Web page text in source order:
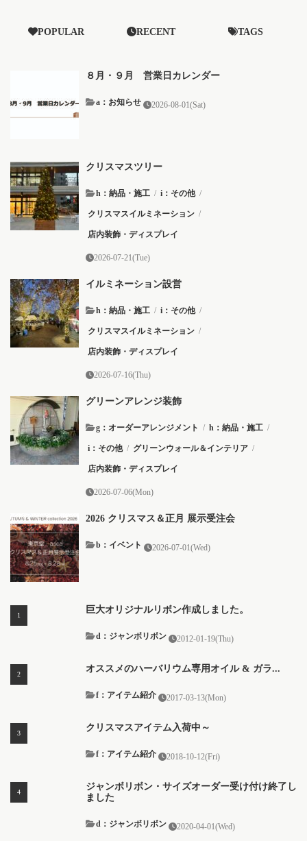
POPULAR RECENT TAGS
８月・９月 営業日カレンダー
a：お知らせ 2026-08-01(Sat)
クリスマスツリー
h：納品・施工 / i：その他 /
クリスマスイルミネーション /
店内装飾・ディスプレイ
2026-07-21(Tue)
イルミネーション設営
h：納品・施工 / i：その他 /
クリスマスイルミネーション /
店内装飾・ディスプレイ
2026-07-16(Thu)
グリーンアレンジ装飾
g：オーダーアレンジメント / h：納品・施工 /
i：その他 / グリーンウォール＆インテリア /
店内装飾・ディスプレイ
2026-07-06(Mon)
2026 クリスマス＆正月 展示受注会
b：イベント 2026-07-01(Wed)
巨大オリジナルリボン作成しました。
2012-01-19(Thu)
d：ジャンボリボン
オススメのハーバリウム専用オイル & ガラ...
2017-03-13(Mon)
f：アイテム紹介
クリスマスアイテム入荷中～
2018-10-12(Fri)
f：アイテム紹介
ジャンボリボン・サイズオーダー受け付け終了し
ました
2020-04-01(Wed)
d：ジャンボリボン